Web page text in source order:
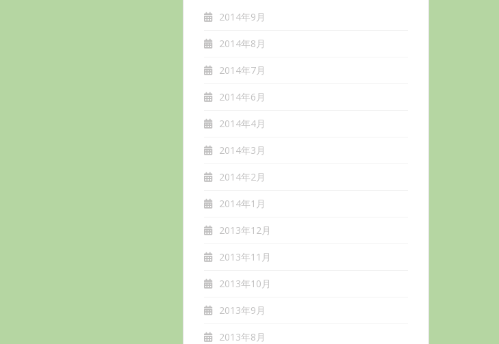
2014年9月
2014年8月
2014年7月
2014年6月
2014年4月
2014年3月
2014年2月
2014年1月
2013年12月
2013年11月
2013年10月
2013年9月
2013年8月